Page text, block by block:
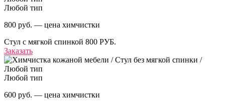
Любой тип
800 руб. — цена химчистки
Стул с мягкой спинкой 800 РУБ.
Заказать
Любой тип
600 руб. — цена химчистки